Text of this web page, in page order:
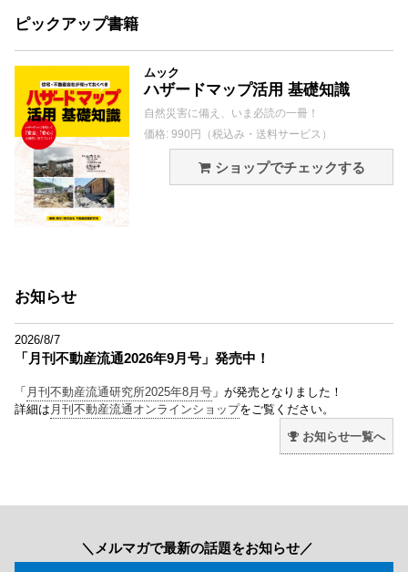
ピックアップ書籍
ムック
ハザードマップ活用 基礎知識
自然災害に備え、いま必読の一冊！
価格: 990円（税込み・送料サービス）
ショップでチェックする
お知らせ
2026/8/7
「月刊不動産流通2026年9月号」発売中！
「 月刊不動産流通研究所2025年8月号 」が発売となりました！
詳細は 月刊不動産流通オンラインショップをご覧ください。
お知らせ一覧へ
＼メルマガで最新の話題をお知らせ／